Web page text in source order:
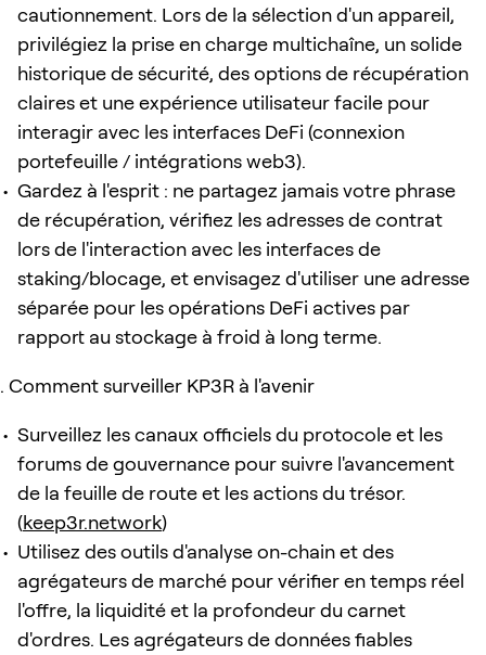
cautionnement. Lors de la sélection d'un appareil,
privilégiez la prise en charge multichaîne, un solide
historique de sécurité, des options de récupération
claires et une expérience utilisateur facile pour
interagir avec les interfaces DeFi (connexion
portefeuille / intégrations web3).
Gardez à l'esprit : ne partagez jamais votre phrase
de récupération, vérifiez les adresses de contrat
lors de l'interaction avec les interfaces de
staking/blocage, et envisagez d'utiliser une adresse
séparée pour les opérations DeFi actives par
rapport au stockage à froid à long terme.
Comment surveiller KP3R à l'avenir
Surveillez les canaux officiels du protocole et les
forums de gouvernance pour suivre l'avancement
de la feuille de route et les actions du trésor.
(keep3r.network)
Utilisez des outils d'analyse on-chain et des
agrégateurs de marché pour vérifier en temps réel
l'offre, la liquidité et la profondeur du carnet
d'ordres. Les agrégateurs de données fiables